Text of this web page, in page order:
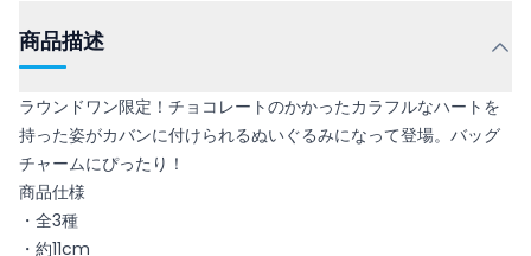
商品描述
ラウンドワン限定！チョコレートのかかったカラフルなハートを
持った姿がカバンに付けられるぬいぐるみになって登場。バッグ
チャームにぴったり！
商品仕様
・全3種
・約11cm